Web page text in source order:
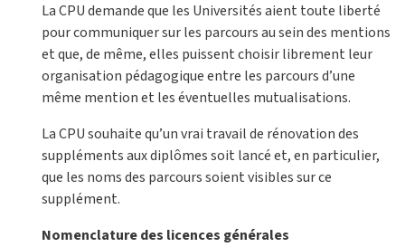
La CPU demande que les Universités aient toute liberté
pour communiquer sur les parcours au sein des mentions
et que, de même, elles puissent choisir librement leur
organisation pédagogique entre les parcours d’une
même mention et les éventuelles mutualisations.
La CPU souhaite qu’un vrai travail de rénovation des
suppléments aux diplômes soit lancé et, en particulier,
que les noms des parcours soient visibles sur ce
supplément.
Nomenclature des licences générales